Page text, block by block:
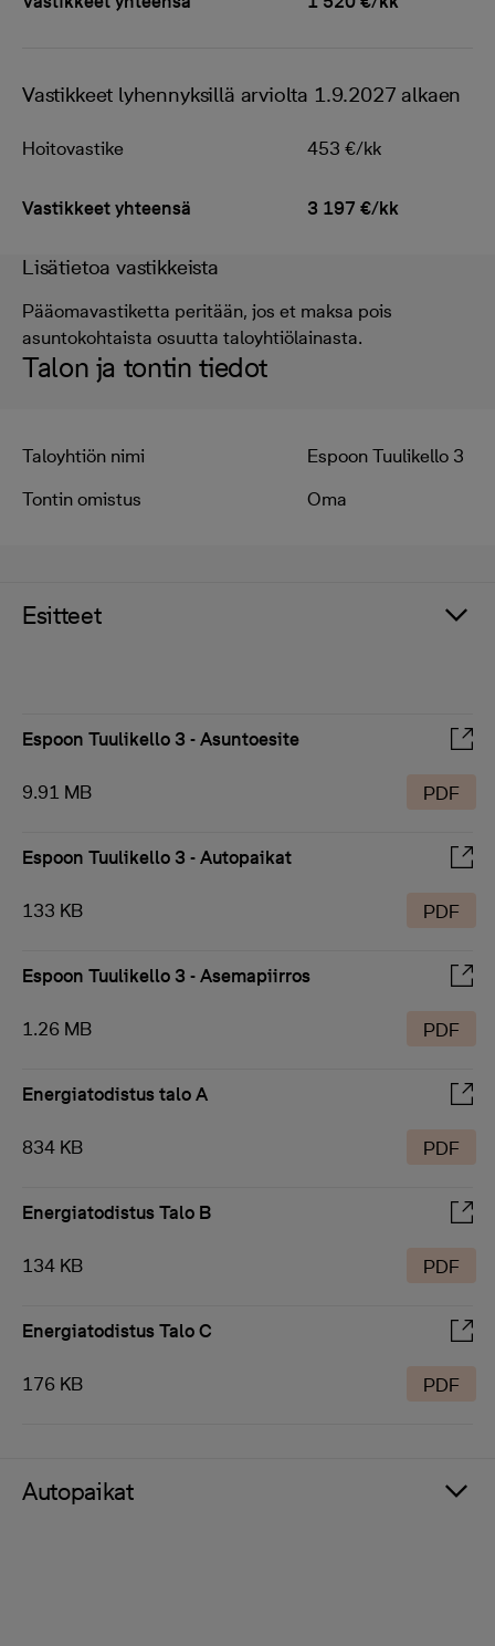
Vastikkeet lyhennyksillä arviolta 1.9.2027 alkaen
Hoitovastike 453 €/kk
Vastikkeet yhteensä 3 197 €/kk
Lisätietoa vastikkeista
Pääomavastiketta peritään, jos et maksa pois
asuntokohtaista osuutta taloyhtiölainasta.
Talon ja tontin tiedot
Taloyhtiön nimi
Espoon Tuulikello 3
Tontin omistus
Oma
Esitteet
Espoon Tuulikello 3 - Asuntoesite
9.91 MB PDF
Espoon Tuulikello 3 - Autopaikat
133 KB PDF
Espoon Tuulikello 3 - Asemapiirros
1.26 MB PDF
Energiatodistus talo A
834 KB PDF
Energiatodistus Talo B
134 KB PDF
Energiatodistus Talo C
176 KB PDF
Autopaikat